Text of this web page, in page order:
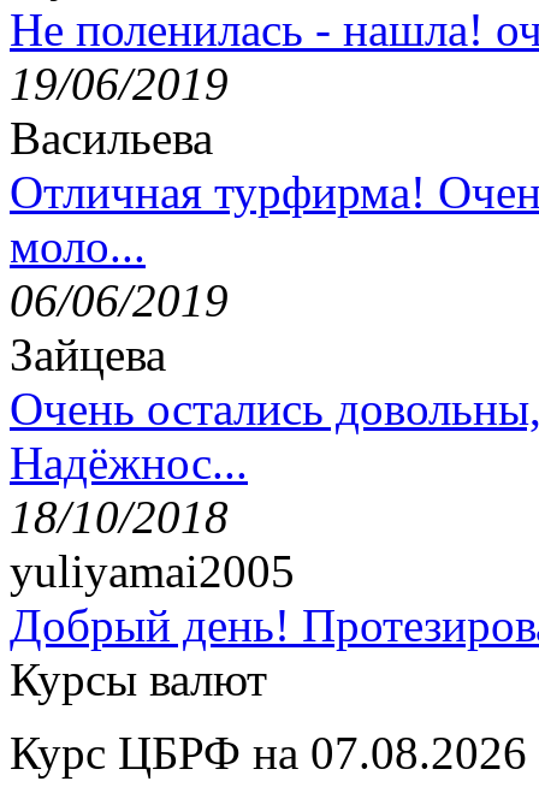
Не поленилась - нашла!
19/06/2019
Васильева
Отличная турфирма!
моло...
06/06/2019
Зайцева
Очень остались
Надёжнос...
18/10/2018
yuliyamai2005
Добрый день!
Курсы валют
Курс ЦБРФ на 07.08.2026